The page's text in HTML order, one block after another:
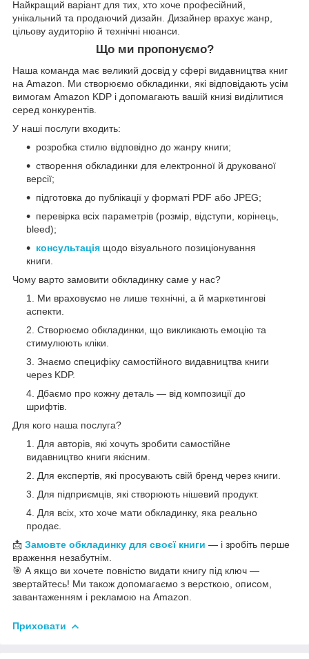
Найкращий варіант для тих, хто хоче професійний,
унікальний та продаючий дизайн. Дизайнер врахує жанр,
цільову аудиторію й технічні нюанси.
Що ми пропонуємо?
Наша команда має великий досвід у сфері видавництва книг
на Amazon. Ми створюємо обкладинки, які відповідають усім
вимогам Amazon KDP і допомагають вашій книзі виділитися
серед конкурентів.
У наші послуги входить:
розробка стилю відповідно до жанру книги;
створення обкладинки для електронної й друкованої
версії;
підготовка до публікації у форматі PDF або JPEG;
перевірка всіх параметрів (розмір, відступи, корінець,
bleed);
консультація щодо візуального позиціонування
книги.
Чому варто замовити обкладинку саме у нас?
Ми враховуємо не лише технічні, а й маркетингові
аспекти.
Створюємо обкладинки, що викликають емоцію та
стимулюють кліки.
Знаємо специфіку самостійного видавництва книги
через KDP.
Дбаємо про кожну деталь — від композиції до
шрифтів.
Для кого наша послуга?
Для авторів, які хочуть зробити самостійне
видавництво книги якісним.
Для експертів, які просувають свій бренд через книги.
Для підприємців, які створюють нішевий продукт.
Для всіх, хто хоче мати обкладинку, яка реально
продає.
📩 Замовте обкладинку для своєї книги — і зробіть перше
враження незабутнім.
🎯 А якщо ви хочете повністю видати книгу під ключ —
звертайтесь! Ми також допомагаємо з версткою, описом,
завантаженням і рекламою на Amazon.
Приховати